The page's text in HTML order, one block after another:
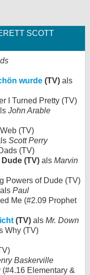
SCOTT
wurde (TV) als
I Turned Pretty (TV)
John Arable
(TV)
Scott Perry
(TV)
(TV) als Marvin
Powers of Dude (TV)
als Paul
Me (#2.09 Prophet
(TV) als Mr. Down
Why (TV)
Baskerville
Elementary &